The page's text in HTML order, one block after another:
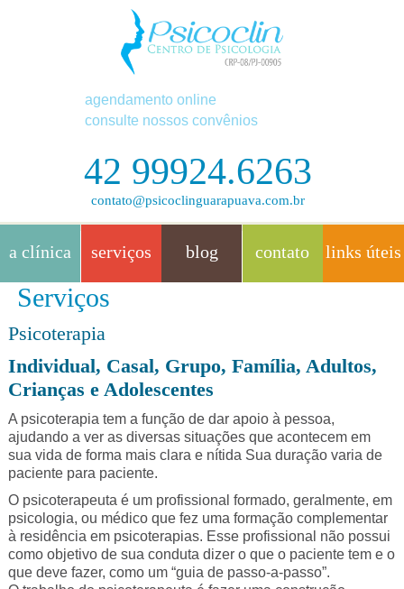
agendamento online
consulte nossos convênios
42 99924.6263
contato@psicoclinguarapuava.com.br
a clínica serviços blog contato links úteis
Serviços
Psicoterapia
Individual, Casal, Grupo, Família, Adultos,
Crianças e Adolescentes
A psicoterapia tem a função de dar apoio à pessoa,
ajudando a ver as diversas situações que acontecem em
sua vida de forma mais clara e nítida Sua duração varia de
paciente para paciente.
O psicoterapeuta é um profissional formado, geralmente, em
psicologia, ou médico que fez uma formação complementar
à residência em psicoterapias. Esse profissional não possui
como objetivo de sua conduta dizer o que o paciente tem e o
que deve fazer, como um “guia de passo-a-passo”.